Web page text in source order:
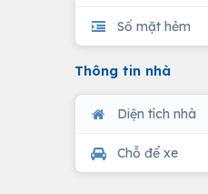
Số mặt hẻm
Thông tin nhà
Diện tích nhà
Chỗ để xe